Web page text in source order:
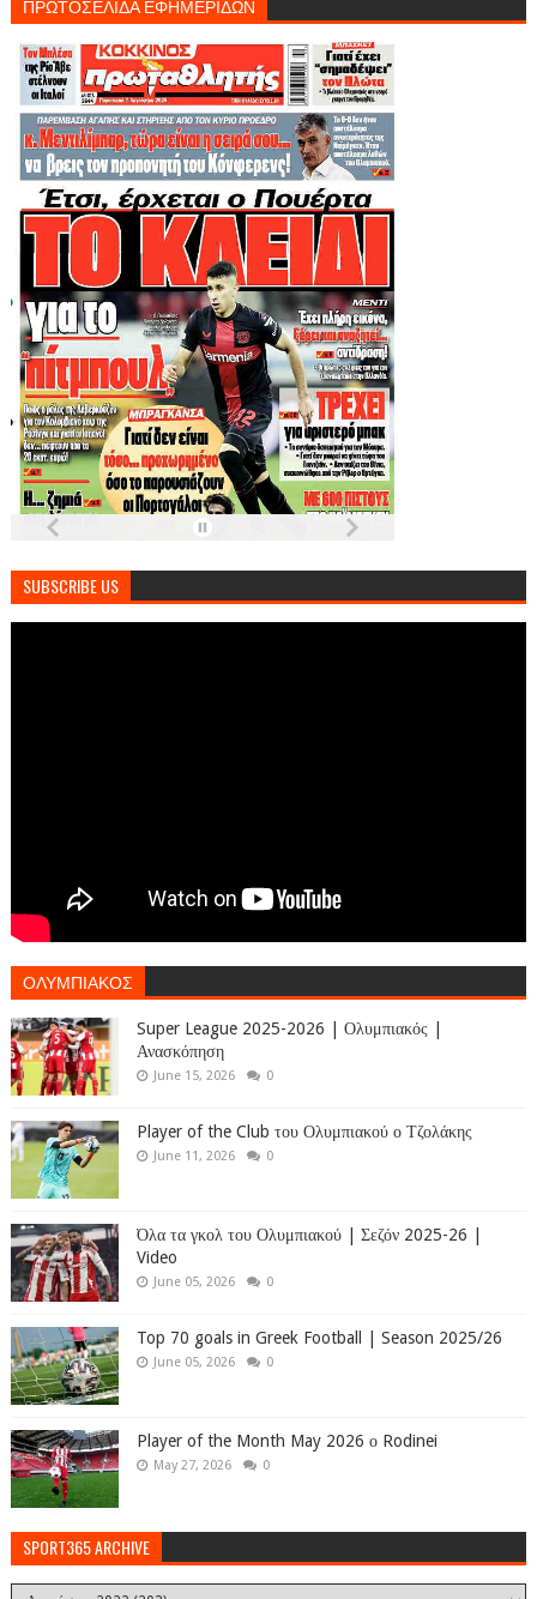
ΠΡΩΤΟΣΕΛΙΔΑ ΕΦΗΜΕΡΙΔΩΝ
SUBSCRIBE US
ΟΛΥΜΠΙΑΚΟΣ
Super League 2025-2026 | Ολυμπιακός |
Ανασκόπηση
June 15, 2026 0
Player of the Club του Ολυμπιακού ο Τζολάκης
June 11, 2026 0
Όλα τα γκολ του Ολυμπιακού | Σεζόν 2025-26 |
Video
June 05, 2026 0
Top 70 goals in Greek Football | Season 2025/26
June 05, 2026 0
Player of the Month May 2026 ο Rodinei
May 27, 2026 0
SPORT365 ARCHIVE